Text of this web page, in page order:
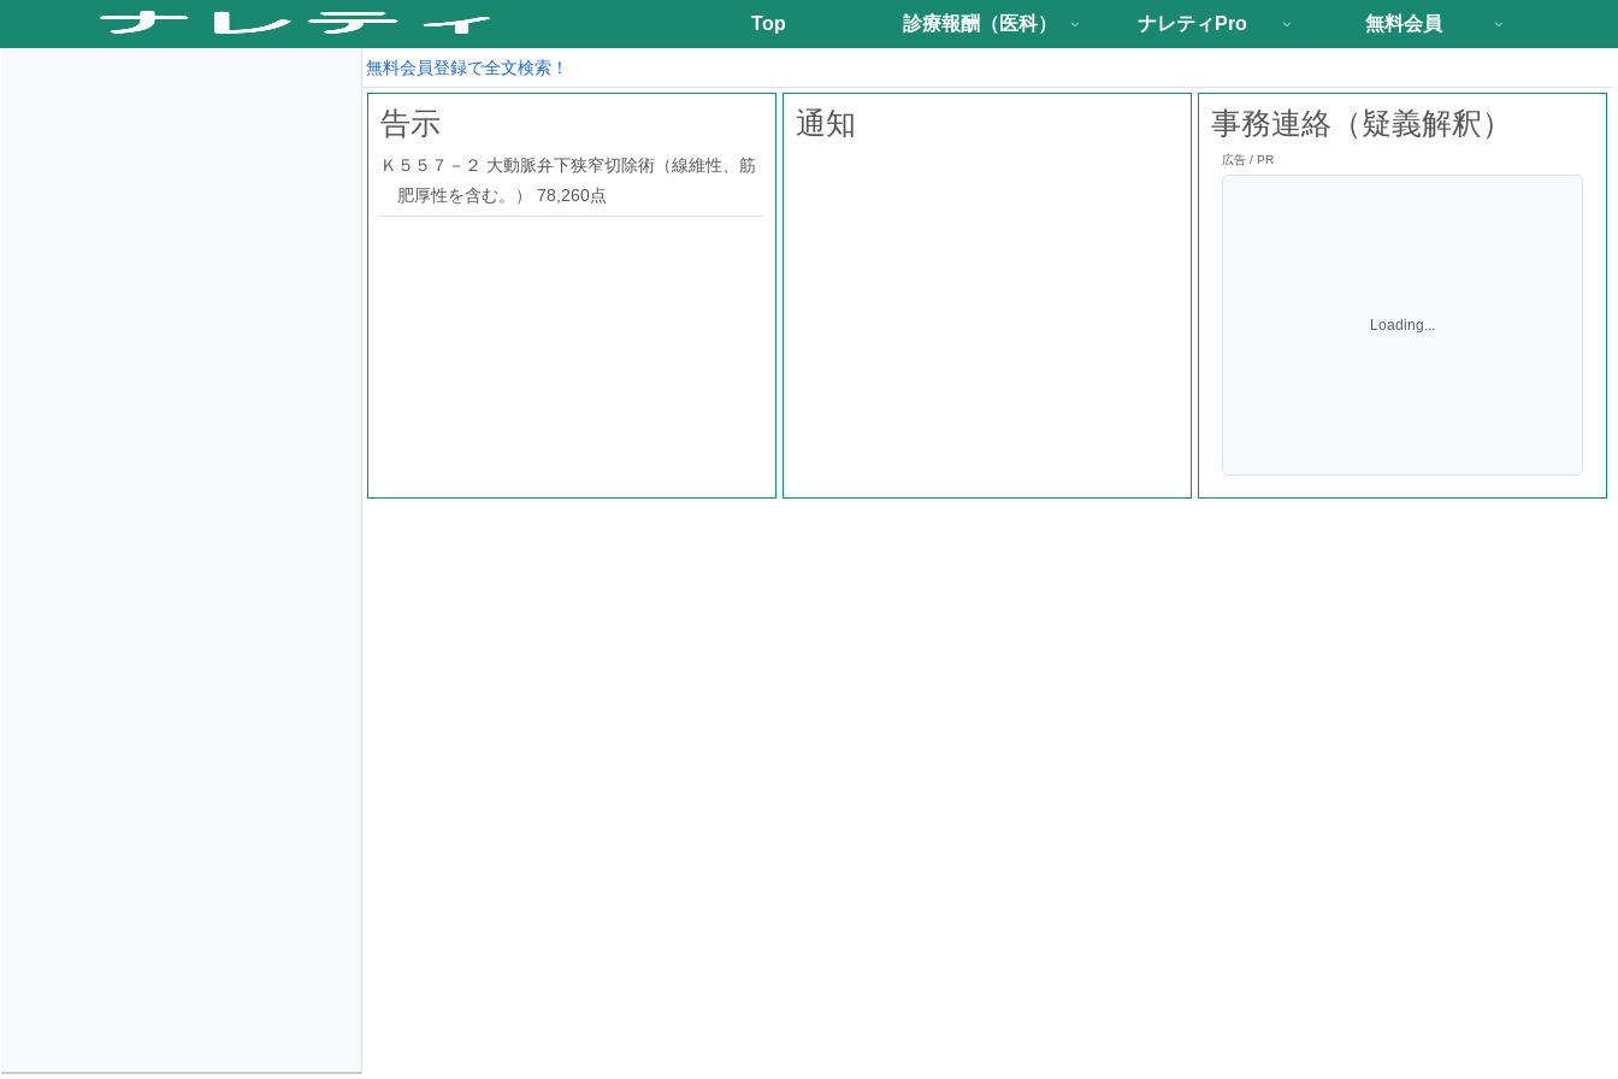
Top 診療報酬（医科） ナレティPro 無料会員
無料会員登録で全文検索！
告示
Ｋ５５７－２ 大動脈弁下狭窄切除術（線維性、筋
肥厚性を含む。） 78,260点
通知 事務連絡（疑義解釈）
広告 / PR
Loading...